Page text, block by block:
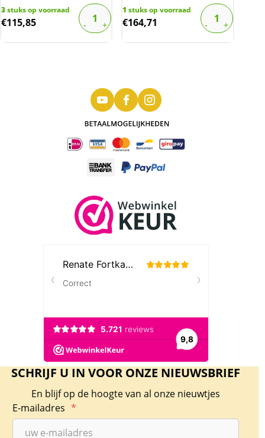
3stuks op voorraad
€115,85
1 stuks op voorraad
€164,71
SCHRIJF U IN VOOR ONZE NIEUWSBRIEF
En blijf op de hoogte van al onze nieuwtjes
E-mailadres *